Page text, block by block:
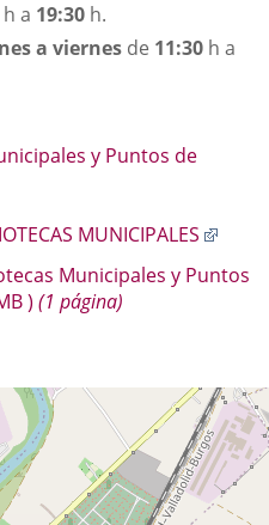
h a 19:30 h.
a viernes de 11:30 h a
y Puntos de
MUNICIPALES
una
Municipales y Puntos
) (1 página)